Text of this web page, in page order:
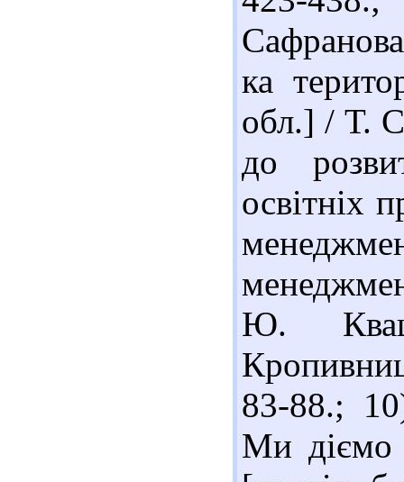
ка
обл.] / Т.
до
освітніх
Ю.
83-88.;
Ми діємо